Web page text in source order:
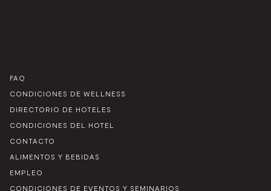
FAQ
CONDICIONES DE WELLNESS
DIRECTORIO DE HOTELES
CONDICIONES DEL HOTEL
CONTACTO
ALIMENTOS Y BEBIDAS
EMPLEO
CONDICIONES DE EVENTOS Y SEMINARIOS